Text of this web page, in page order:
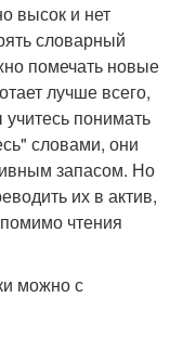
высок и нет
словарный
помечать новые
лучше всего,
понимать
словами, они
запасом. Но
их в актив,
чтения
можно с